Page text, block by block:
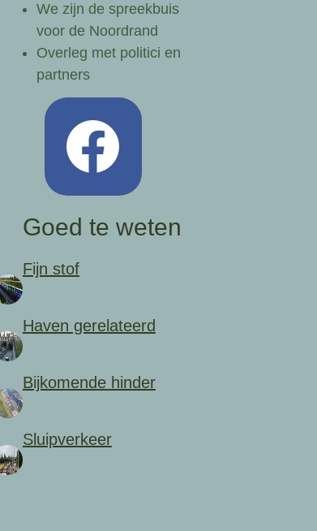
We zijn de spreekbuis
voor de Noordrand
Overleg met politici en
partners
Goed te weten
Fijn stof
Haven gerelateerd
Bijkomende hinder
Sluipverkeer